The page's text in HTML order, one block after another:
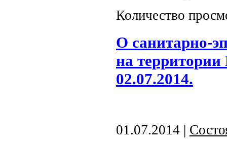
Количество
О санитарно-
на
02.07.2014.
01.07.2014 |